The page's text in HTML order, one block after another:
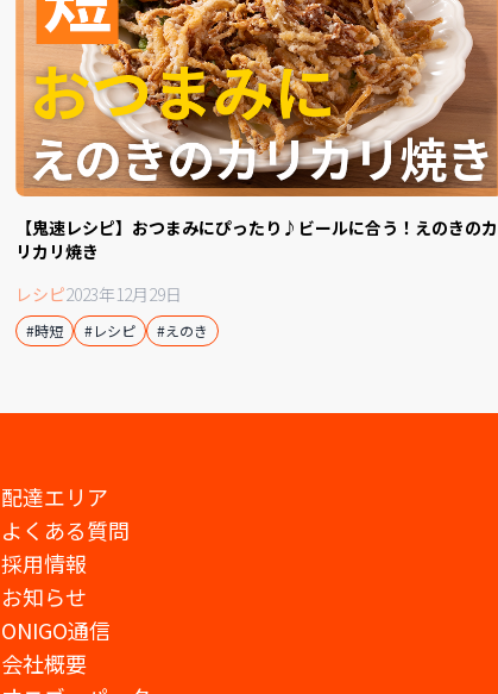
【鬼速レシピ】おつまみにぴったり♪ビールに合う！えのきのカ
リカリ焼き
レシピ2023年12月29日
#時短 #レシピ #えのき
配達エリア
よくある質問
採用情報
お知らせ
ONIGO通信
会社概要